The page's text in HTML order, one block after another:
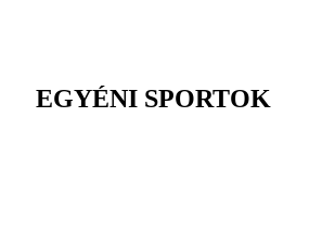
EGYÉNI SPORTOK